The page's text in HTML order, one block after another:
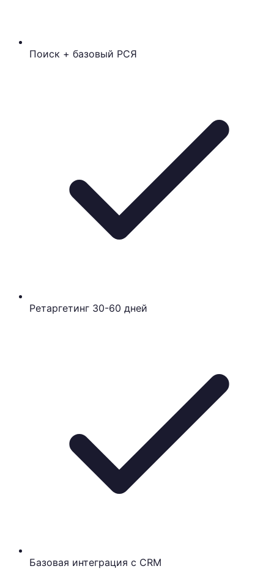
Поиск + базовый РСЯ
Ретаргетинг 30-60 дней
Базовая интеграция с CRM